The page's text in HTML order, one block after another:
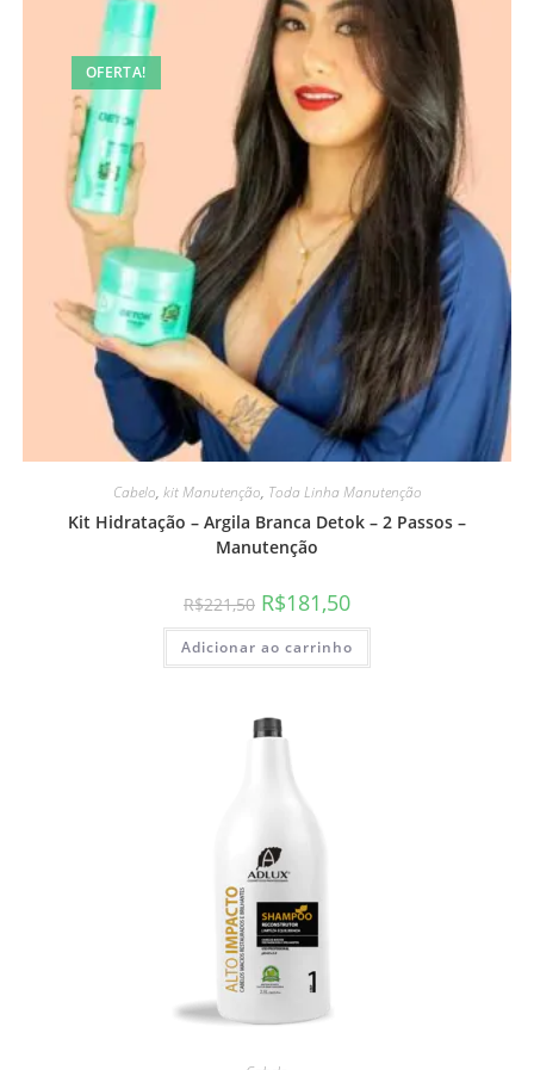
OFERTA!
Cabelo, kit Manutenção, Toda Linha Manutenção
Kit Hidratação – Argila Branca Detok – 2 Passos –
Manutenção
R$221,50 R$181,50
Adicionar ao carrinho